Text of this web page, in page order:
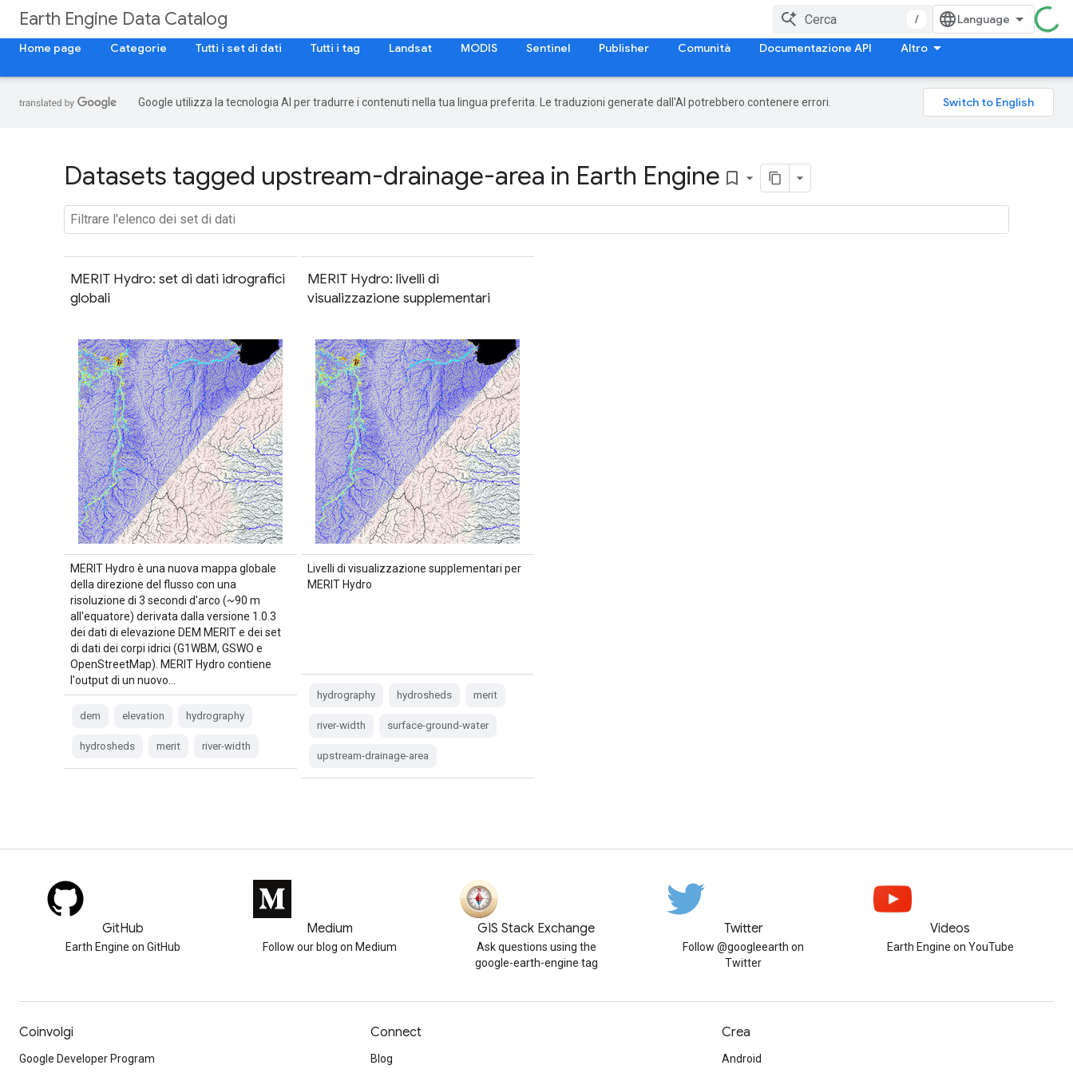
Earth Engine Data Catalog
/
Home page
Categorie Tutti i set di dati Tutti i tag Landsat MODIS Sentinel Publisher Comunità Documentazione API Altro
Google utilizza la tecnologia AI per tradurre i contenuti nella tua lingua preferita. Le traduzioni generate dall'AI potrebbero contenere errori.
Datasets tagged upstream-drainage-area in Earth Engine bookmark_border
MERIT Hydro: set di dati idrografici
globali
MERIT Hydro è una nuova mappa globale
della direzione del flusso con una
risoluzione di 3 secondi d'arco (~90 m
all'equatore) derivata dalla versione 1.0.3
dei dati di elevazione DEM MERIT e dei set
di dati dei corpi idrici (G1WBM, GSWO e
OpenStreetMap). MERIT Hydro contiene
l'output di un nuovo…
dem elevation hydrography
hydrosheds merit river-width
MERIT Hydro: livelli di
visualizzazione supplementari
Livelli di visualizzazione supplementari per
MERIT Hydro
hydrography hydrosheds merit
river-width surface-ground-water
upstream-drainage-area
GitHub
Earth Engine on GitHub
Medium
Follow our blog on Medium
GIS Stack Exchange
Ask questions using the
google-earth-engine tag
Twitter
Follow @googleearth on
Twitter
Videos
Earth Engine on YouTube
Coinvolgi
Google Developer Program
Connect
Blog
Crea
Android